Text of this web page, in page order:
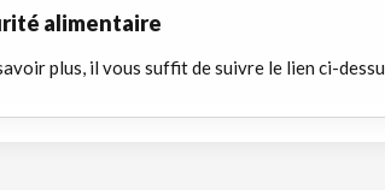
alimentaire
plus, il vous suffit de suivre le lien ci-